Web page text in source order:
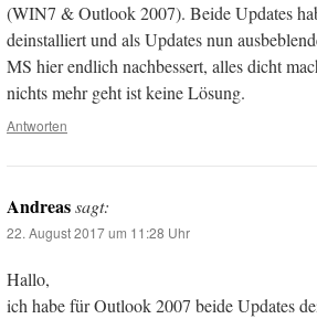
(WIN7 & Outlook 2007). Beide Updates
deinstalliert und als Updates nun
MS hier endlich nachbessert, alles dicht
nichts mehr geht ist keine Lösung.
Antworten
Andreassagt:
22. August 2017 um 11:28 Uhr
Hallo,
ich habe für Outlook 2007 beide Updates